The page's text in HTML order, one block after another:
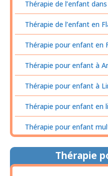
Thérapie de l’enfant
Thérapie de l’enfant en
Thérapie pour enfant en
Thérapie pour enfant à
Thérapie pour enfant à
Thérapie pour enfant en
Thérapie pour enfant
Thérapie